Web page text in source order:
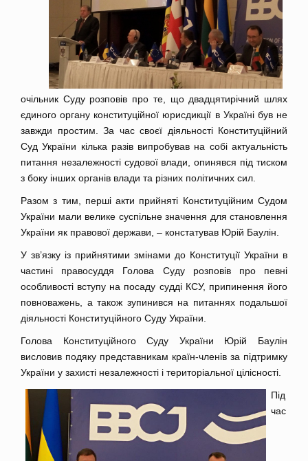
очільник Суду розповів про те, що двадцятирічний шлях
єдиного органу конституційної юрисдикції в Україні був не
завжди простим. За час своєї діяльності Конституційний
Суд України кілька разів випробував на собі актуальність
питання незалежності судової влади, опинявся під тиском
з боку інших органів влади та різних політичних сил.
Разом з тим, перші акти прийняті Конституційним Судом
України мали велике суспільне значення для становлення
України як правової держави, – констатував Юрій Баулін.
У зв’язку із прийнятими змінами до Конституції України в
частині правосуддя Голова Суду розповів про певні
особливості вступу на посаду судді КСУ, припинення його
повноважень, а також зупинився на питаннях подальшої
діяльності Конституційного Суду України.
Голова Конституційного Суду України Юрій Баулін
висловив подяку представникам країн-членів за підтримку
України у захисті незалежності і територіальної цілісності.
Під
час